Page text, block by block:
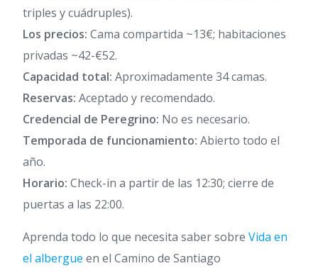
triples y cuádruples).
Los precios: Cama compartida ~13€; habitaciones
privadas ~42-€52.
Capacidad total: Aproximadamente 34 camas.
Reservas: Aceptado y recomendado.
Credencial de Peregrino: No es necesario.
Temporada de funcionamiento: Abierto todo el
año.
Horario: Check-in a partir de las 12:30; cierre de
puertas a las 22:00.
Aprenda todo lo que necesita saber sobre Vida en
el albergue en el Camino de Santiago